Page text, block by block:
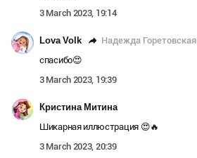
3 March 2023, 19:14
Lova Volk Надежда Горетовская
спасибо😍
3 March 2023, 19:39
Кристина Митина
Шикарная иллюстрация 😍🔥
3 March 2023, 20:39